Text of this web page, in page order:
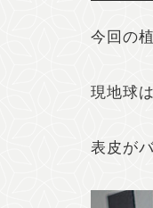
今回の
現地球
表皮が